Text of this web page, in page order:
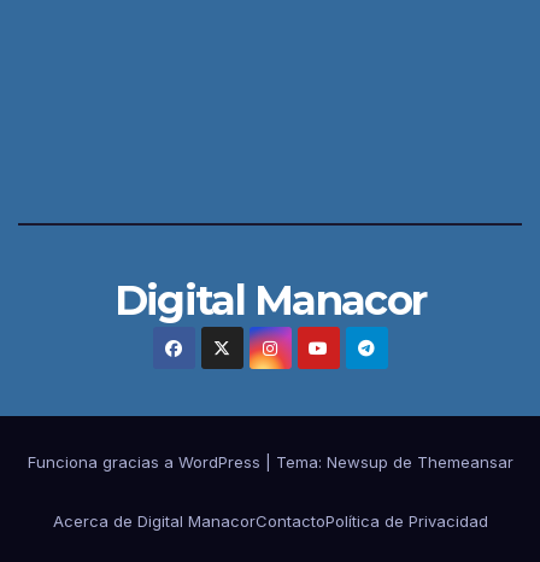
Digital Manacor
Funciona gracias a WordPress Tema: Newsup de Themeansar
Acerca de Digital ManacorContactoPolítica de Privacidad